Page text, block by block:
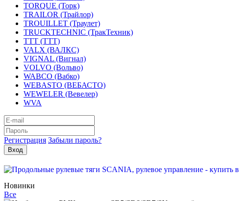
TORQUE (Торк)
TRAILOR (Трайлор)
TROUILLET (Траулет)
TRUCKTECHNIC (ТракТехник)
TTT (ТТТ)
VALX (ВАЛКС)
VIGNAL (Вигнал)
VOLVO (Вольво)
WABCO (Вабко)
WEBASTO (ВЕБАСТО)
WEWELER (Вевелер)
WVA
Регистрация Забыли пароль?
Новинки
Все